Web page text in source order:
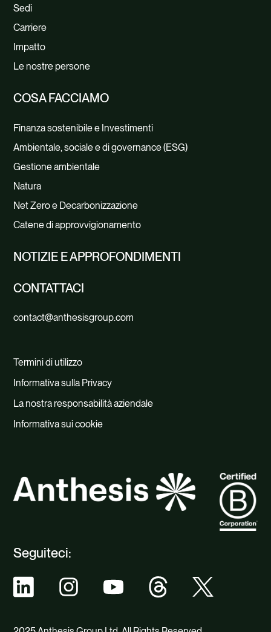
Seguiteci:
Sedi
Carriere
Impatto
Le nostre persone
COSA FACCIAMO
Finanza sostenibile e Investimenti
Ambientale, sociale e di governance (ESG)
Gestione ambientale
Natura
Net Zero e Decarbonizzazione
Catene di approvvigionamento
NOTIZIE E APPROFONDIMENTI
CONTATTACI
contact@anthesisgroup.com
Termini di utilizzo
Informativa sulla Privacy
La nostra responsabilità aziendale
Informativa sui cookie